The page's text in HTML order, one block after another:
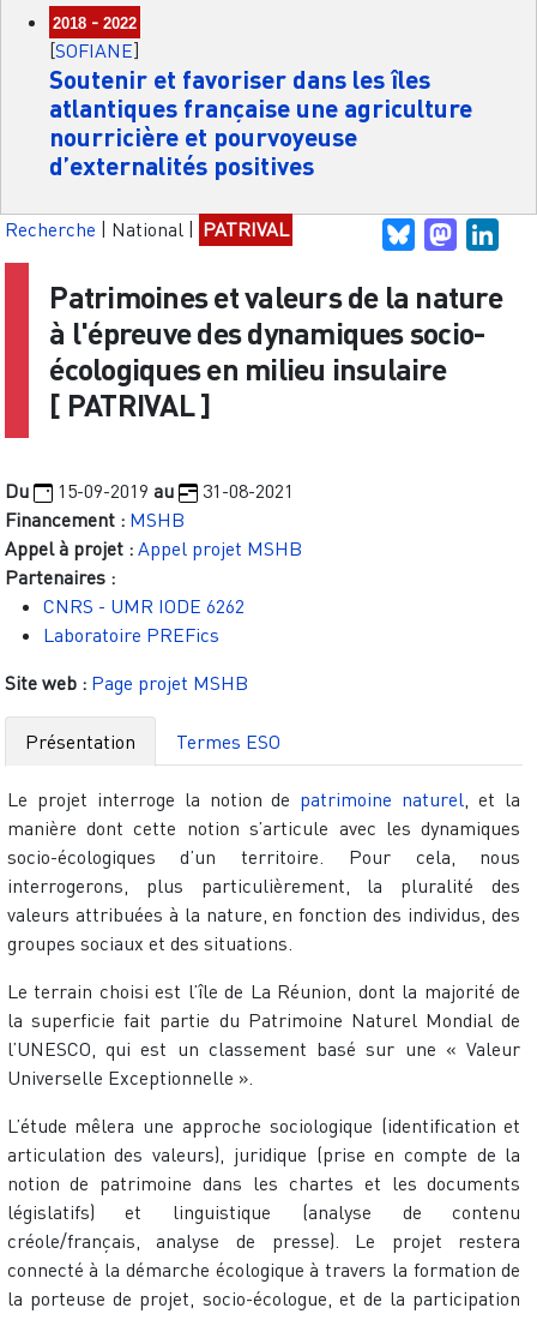
2018 -2022
[SOFIANE]
Soutenir et favoriser dans les îles
atlantiques française une agriculture
nourricière et pourvoyeuse
d’externalités positives
Recherche National PATRIVAL Bluesky
Patrimoines et valeurs de la nature
à l'épreuve des dynamiques socio-
écologiques en milieu insulaire
[ PATRIVAL]
Du 15-09-2019 au
31-08-2021
Financement : MSHB
Appel à projet : Appel projet MSHB
Partenaires :
CNRS - UMR IODE 6262
Laboratoire PREFics
Site web : Page projet MSHB
Présentation Termes ESO
Le projet interroge la notion de patrimoine naturel , et la
manière dont cette notion s’articule avec les dynamiques
socio-écologiques d’un territoire. Pour cela, nous
interrogerons, plus particulièrement, la pluralité des
valeurs attribuées à la nature, en fonction des individus, des
groupes sociaux et des situations.
Le terrain choisi est l’île de La Réunion, dont la majorité de
la superficie fait partie du Patrimoine Naturel Mondial de
l’UNESCO, qui est un classement basé sur une « Valeur
Universelle Exceptionnelle ».
L’étude mêlera une approche sociologique (identification et
articulation des valeurs), juridique (prise en compte de la
notion de patrimoine dans les chartes et les documents
législatifs) et linguistique (analyse de contenu
créole/français, analyse de presse). Le projet restera
connecté à la démarche écologique à travers la formation de
la porteuse de projet, socio-écologue, et de la participation